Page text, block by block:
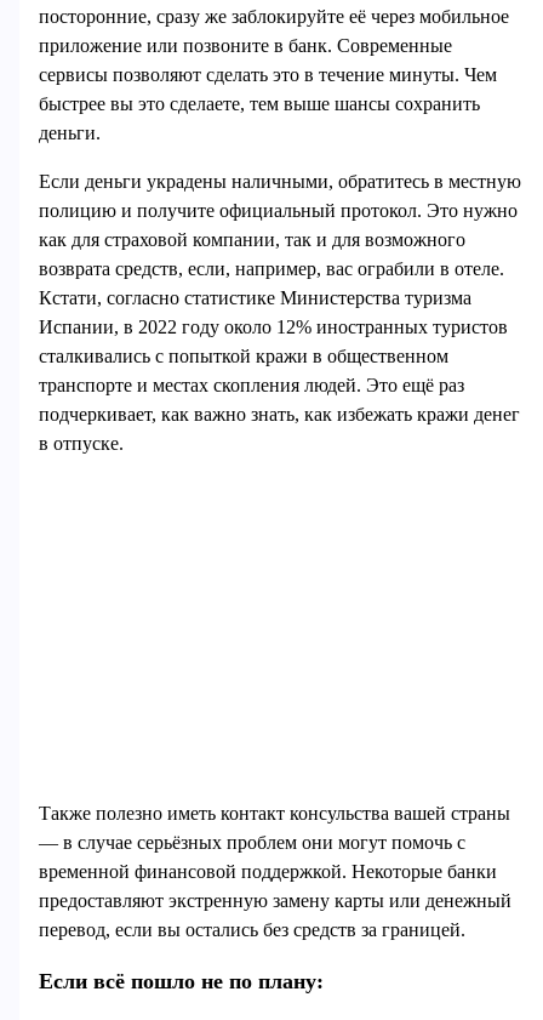
посторонние, сразу же заблокируйте её через мобильное
приложение или позвоните в банк. Современные
сервисы позволяют сделать это в течение минуты. Чем
быстрее вы это сделаете, тем выше шансы сохранить
деньги.
Если деньги украдены наличными, обратитесь в местную
полицию и получите официальный протокол. Это нужно
как для страховой компании, так и для возможного
возврата средств, если, например, вас ограбили в отеле.
Кстати, согласно статистике Министерства туризма
Испании, в 2022 году около 12% иностранных туристов
сталкивались с попыткой кражи в общественном
транспорте и местах скопления людей. Это ещё раз
подчеркивает, как важно знать, как избежать кражи денег
в отпуске.
Также полезно иметь контакт консульства вашей страны
— в случае серьёзных проблем они могут помочь с
временной финансовой поддержкой. Некоторые банки
предоставляют экстренную замену карты или денежный
перевод, если вы остались без средств за границей.
Если всё пошло не по плану: